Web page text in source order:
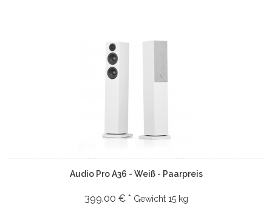
Audio Pro A36 - Weiß - Paarpreis
399.00 € * Gewicht 15 kg